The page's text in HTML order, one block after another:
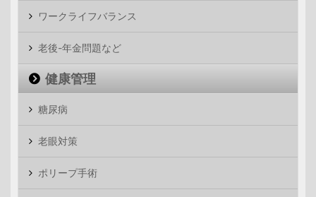
ワークライフバランス
老後-年金問題など
健康管理
糖尿病
老眼対策
ポリープ手術